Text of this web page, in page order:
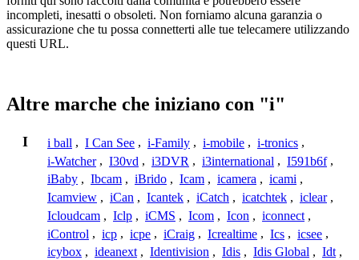
incompleti, inesatti o obsoleti. Non forniamo alcuna garanzia o
assicurazione che tu possa connetterti alle tue telecamere utilizzando
questi URL.
Altre marche che iniziano con "i"
I i ball , I Can See , i-Family , i-mobile , i-tronics ,
i-Watcher , I30vd , i3DVR , i3international , I591b6f ,
iBaby , Ibcam , iBrido , Icam , icamera , icami ,
Icamview , iCan , Icantek , iCatch , icatchtek , iclear ,
Icloudcam , Iclp , iCMS , Icom , Icon , iconnect ,
iControl , icp , icpe , iCraig , Icrealtime , Ics , icsee ,
icybox , ideanext , Identivision , Idis , Idis Global , Idt ,